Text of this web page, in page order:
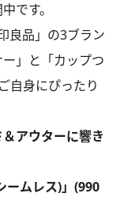
です。
良品」の3ブラン
」と「カップつ
自身にぴったり
アウターに響き
ームレス)」(990